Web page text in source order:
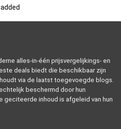
alles-in-één prijsvergelijkings- en
deals biedt die beschikbaar zijn
via de laatst toegevoegde blogs.
beschermd door hun
geciteerde inhoud is afgeleid van hun